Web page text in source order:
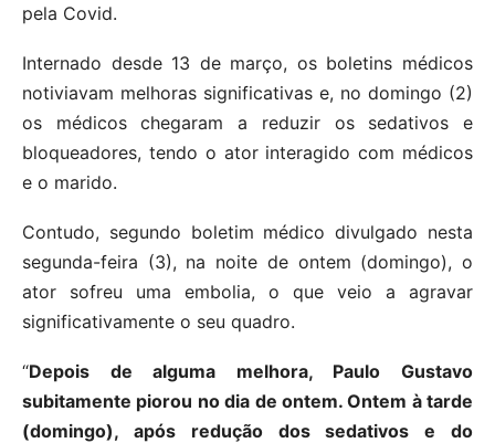
pela Covid.
Internado desde 13 de março, os boletins médicos
notiviavam melhoras significativas e, no domingo (2)
os médicos chegaram a reduzir os sedativos e
bloqueadores, tendo o ator interagido com médicos
e o marido.
Contudo, segundo boletim médico divulgado nesta
segunda-feira (3), na noite de ontem (domingo), o
ator sofreu uma embolia, o que veio a agravar
significativamente o seu quadro.
“Depois de alguma melhora, Paulo Gustavo
subitamente piorou no dia de ontem. Ontem à tarde
(domingo), após redução dos sedativos e do